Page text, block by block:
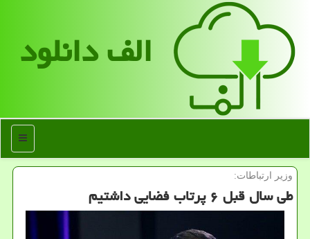
الف دانلود
منو
وزیر ارتباطات:
طی سال قبل ۶ پرتاب فضایی داشتیم